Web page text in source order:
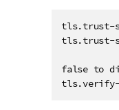
tls.trust-
tls.trust-
false to
tls.verify-